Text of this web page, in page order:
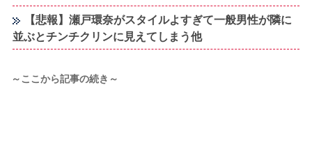
【悲報】瀬戸環奈がスタイルよすぎて一般男性が隣に
並ぶとチンチクリンに見えてしまう他
～ここから記事の続き～